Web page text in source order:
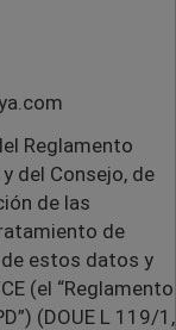
Reglamento
del Consejo, de
de las
de
estos datos y
(el “Reglamento
(DOUE L 119/1,